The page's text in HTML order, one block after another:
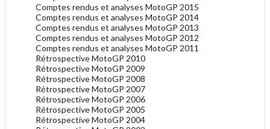
Comptes rendus et analyses MotoGP 2015
Comptes rendus et analyses MotoGP 2014
Comptes rendus et analyses MotoGP 2013
Comptes rendus et analyses MotoGP 2012
Comptes rendus et analyses MotoGP 2011
Rétrospective MotoGP 2010
Rétrospective MotoGP 2009
Rétrospective MotoGP 2008
Rétrospective MotoGP 2007
Rétrospective MotoGP 2006
Rétrospective MotoGP 2005
Rétrospective MotoGP 2004